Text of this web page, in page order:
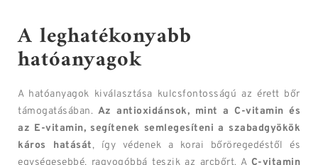
A leghatékonyabb
hatóanyagok
A hatóanyagok kiválasztása kulcsfontosságú az érett bőr
támogatásában. Az antioxidánsok, mint a C-vitamin és
az E-vitamin, segítenek semlegesíteni a szabadgyökök
káros hatását, így védenek a korai bőröregedéstől és